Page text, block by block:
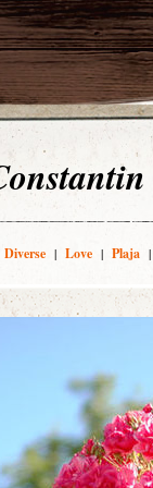
Diverse | Love | Plaja |